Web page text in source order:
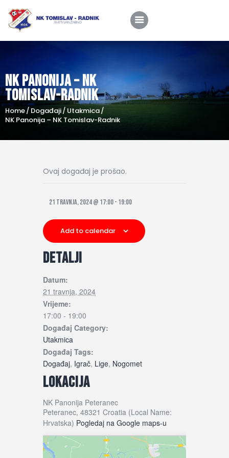
NK Panonija – NK
Tomislav-Radnik
Home Događaji
Utakmica
NK Panonija – NK Tomislav-Radnik
Home
O nama
Utakmice
Škola nogometa
Shop
Kontakt
Ovaj događaj je prošao.
21 travnja, 2024 @ 17:00- 19:00
Add to calendar
DETALJI
Datum:
21 travnja, 2024
Vrijeme:
17:00 - 19:00
Događaj Category:
Utakmica
Događaj Tags:
Događaj, Igrač, Lige, Nogomet
LOKACIJA
NK Panonija Peteranec
Peteranec, 48321 Croatia (Local Name:
Hrvatska) Pogledaj na Google maps-u